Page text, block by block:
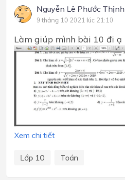
Nguyễn Lê Phước Thịnh
9 tháng 10 2021 lúc 21:10
Làm giúp mình bài 10 đi ạ
Xem chi tiết
Lớp 10 Toán